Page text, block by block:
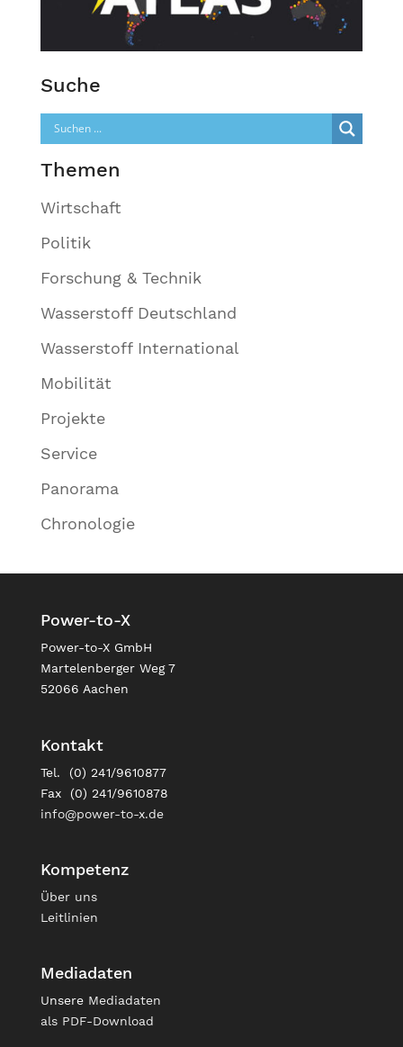
Suche
Themen
Wirtschaft
Politik
Forschung & Technik
Wasserstoff Deutschland
Wasserstoff International
Mobilität
Projekte
Service
Panorama
Chronologie
Power-to-X
Power-to-X GmbH
Martelenberger Weg 7
52066 Aachen
Kontakt
Tel. (0) 241/9610877
Fax (0) 241/9610878
info@power-to-x.de
Kompetenz
Über uns
Leitlinien
Mediadaten
Unsere Mediadaten
als PDF-Download